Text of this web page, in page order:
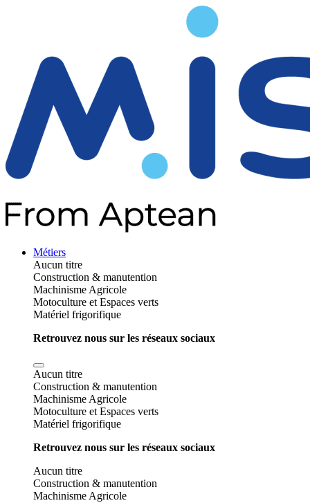
Métiers
Aucun titre
Construction & manutention
Machinisme Agricole
Motoculture et Espaces verts
Matériel frigorifique
Retrouvez nous sur les réseaux sociaux
Aucun titre
Construction & manutention
Machinisme Agricole
Motoculture et Espaces verts
Matériel frigorifique
Retrouvez nous sur les réseaux sociaux
Aucun titre
Construction & manutention
Machinisme Agricole